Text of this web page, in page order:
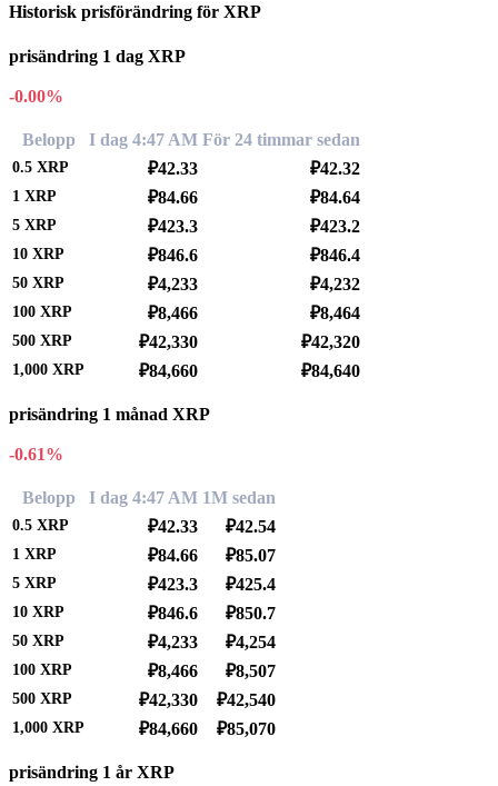
Historisk prisförändring för XRP
prisändring 1 dag XRP
-0.00%
Belopp I dag 4:47 AM För 24 timmar sedan
0.5 XRP ₽42.33 ₽42.32
1 XRP ₽84.66 ₽84.64
5 XRP ₽423.3 ₽423.2
10 XRP ₽846.6 ₽846.4
50 XRP ₽4,233 ₽4,232
100 XRP ₽8,466 ₽8,464
500 XRP ₽42,330 ₽42,320
1,000 XRP ₽84,660 ₽84,640
prisändring 1 månad XRP
-0.61%
Belopp I dag 4:47 AM 1M sedan
0.5 XRP ₽42.33 ₽42.54
1 XRP ₽84.66 ₽85.07
5 XRP ₽423.3 ₽425.4
10 XRP ₽846.6 ₽850.7
50 XRP ₽4,233 ₽4,254
100 XRP ₽8,466 ₽8,507
500 XRP ₽42,330 ₽42,540
1,000 XRP ₽84,660 ₽85,070
prisändring 1 år XRP